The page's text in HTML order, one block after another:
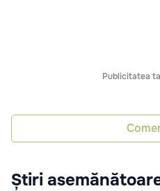
Publicitatea
Știri